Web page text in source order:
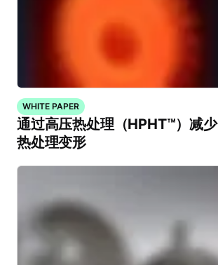
WHITE PAPER
通过高压热处理（HPHT™）减少
热处理变形